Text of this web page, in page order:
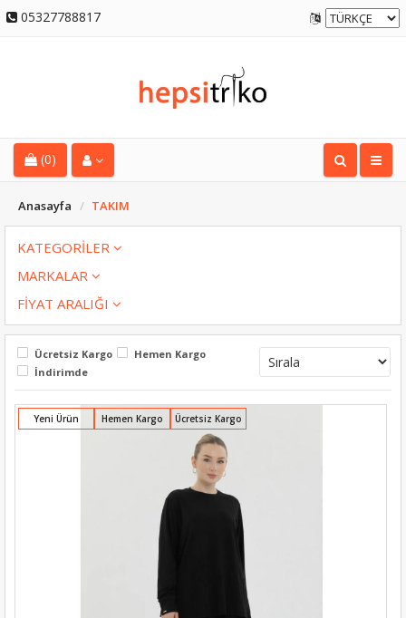
05327788817
(0)
Anasayfa TAKIM
KATEGORİLER
MARKALAR
FİYAT ARALIĞI
Ücretsiz Kargo
Hemen Kargo
İndirimde
Yeni Ürün Hemen Kargo Ücretsiz Kargo